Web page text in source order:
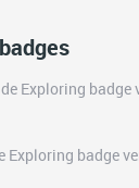
Exploring badge
Exploring badge